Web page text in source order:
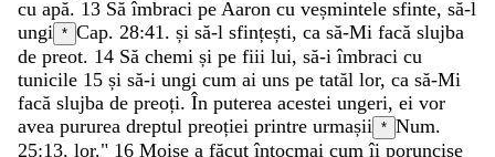
cu apă. 13 Săîmbraci pe Aaron cu veșmintele sfinte, să-l
ungi * Cap. 28:41. și să-l sfințești, ca să-Mi facă slujba
de preot. 14 Să chemi și pe fiii lui, să-iîmbraci cu
tunicile 15 și să-i ungi cum ai uns pe tatăl lor, ca să-Mi
facă slujba de preoți. În puterea acestei ungeri, ei vor
avea pururea dreptul preoției printre urmașii * Num.
25:13. lor." 16 Moise a făcutîntocmai cumîi poruncise